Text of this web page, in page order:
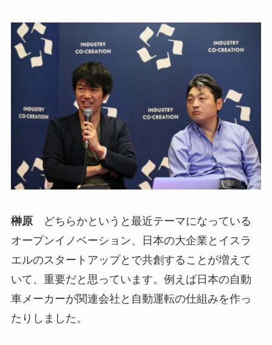
榊原どちらかというと最近テーマになっている
オープンイノベーション、日本の大企業とイスラ
エルのスタートアップとで共創することが増えて
いて、重要だと思っています。例えば日本の自動
車メーカーが関連会社と自動運転の仕組みを作っ
たりしました。